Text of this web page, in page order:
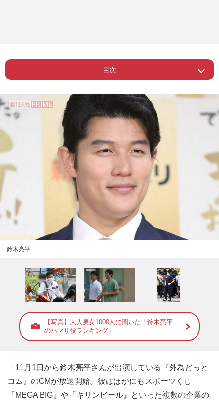
目次
ー 『MER』に期待される長期シリーズ
鈴木亮平
【写真】大人男女1000人に聞いた「鈴木亮平
のハマり役ランキング」
「11月1日から鈴木亮平さんが出演している『外為どっと
コム』のCMが放送開始。彼はほかにもスポーツくじ
『MEGA BIG』や『キリンビール』といった複数の企業の